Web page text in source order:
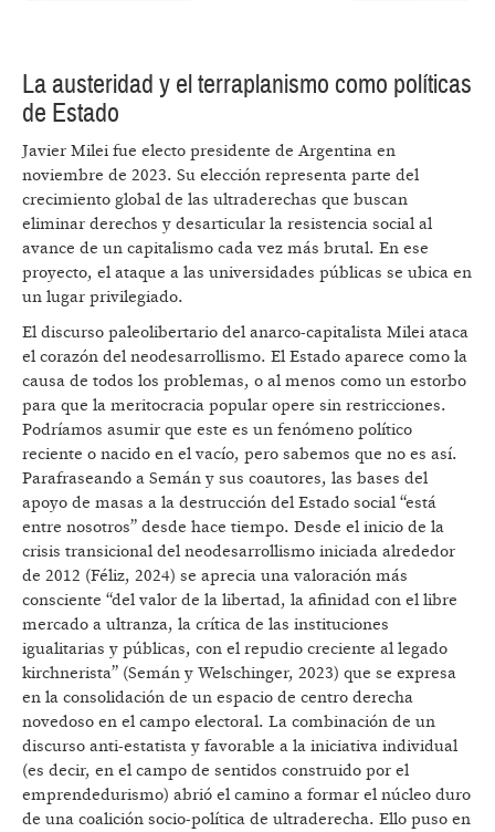
La austeridad y el terraplanismo como políticas
de Estado
Javier Milei fue electo presidente de Argentina en
noviembre de 2023. Su elección representa parte del
crecimiento global de las ultraderechas que buscan
eliminar derechos y desarticular la resistencia social al
avance de un capitalismo cada vez más brutal. En ese
proyecto, el ataque a las universidades públicas se ubica en
un lugar privilegiado.
El discurso paleolibertario del anarco-capitalista Milei ataca
el corazón del neodesarrollismo. El Estado aparece como la
causa de todos los problemas, o al menos como un estorbo
para que la meritocracia popular opere sin restricciones.
Podríamos asumir que este es un fenómeno político
reciente o nacido en el vacío, pero sabemos que no es así.
Parafraseando a Semán y sus coautores, las bases del
apoyo de masas a la destrucción del Estado social “está
entre nosotros” desde hace tiempo. Desde el inicio de la
crisis transicional del neodesarrollismo iniciada alrededor
de 2012 (Féliz, 2024) se aprecia una valoración más
consciente “del valor de la libertad, la afinidad con el libre
mercado a ultranza, la crítica de las instituciones
igualitarias y públicas, con el repudio creciente al legado
kirchnerista” (Semán y Welschinger, 2023) que se expresa
en la consolidación de un espacio de centro derecha
novedoso en el campo electoral. La combinación de un
discurso anti-estatista y favorable a la iniciativa individual
(es decir, en el campo de sentidos construido por el
emprendedurismo) abrió el camino a formar el núcleo duro
de una coalición socio-política de ultraderecha. Ello puso en